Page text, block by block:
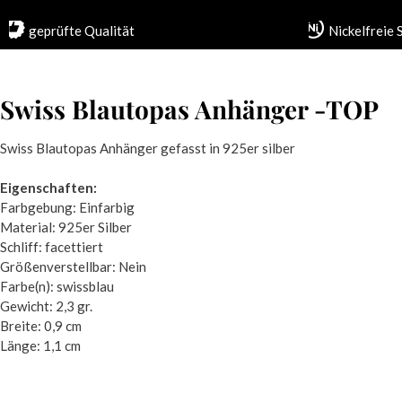
geprüfte Qualität Nickelfreie
Swiss Blautopas Anhänger -TOP
Swiss Blautopas Anhänger gefasst in 925er silber
Eigenschaften:
Farbgebung: Einfarbig
Material: 925er Silber
Schliff: facettiert
Größenverstellbar: Nein
Farbe(n): swissblau
Gewicht: 2,3 gr.
Breite: 0,9 cm
Länge: 1,1 cm